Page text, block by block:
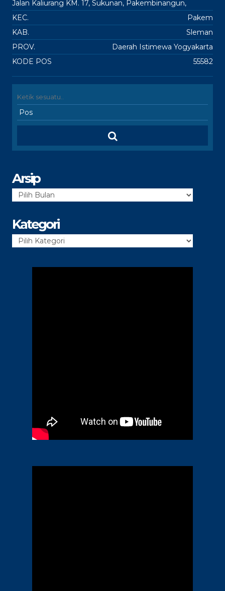
Jalan Kaliurang KM. 17, Sukunan, Pakembinangun,
KEC.
Pakem
KAB.
Sleman
PROV.
Daerah Istimewa Yogyakarta
KODE POS
55582
Arsip
Arsip
Kategori
Kategori